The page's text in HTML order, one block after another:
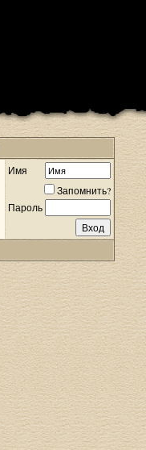
Имя
Запомнить?
Пароль